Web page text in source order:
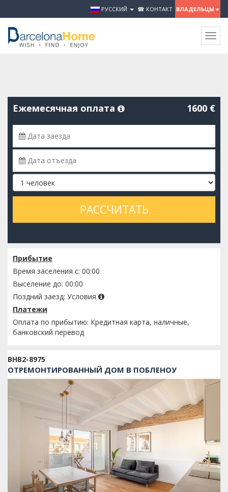
РУССКИЙ ☎ КОНТАКТ ВЛАДЕЛЬЦЫ
Ежемесячная оплата 1600 €
РАССЧИТАТЬ
Прибытие
Время заселения с: 00:00
Выселение до: 00:00
Поздний заезд: Условия
Платежи
Оплата по прибытию: Кредитная карта, наличные,
банковский перевод
BHB2-8975
ОТРЕМОНТИРОВАННЫЙ ДОМ В ПОБЛЕНОУ